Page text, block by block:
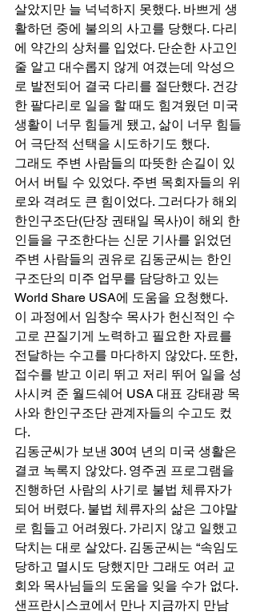
살았지만 늘 넉넉하지 못했다. 바쁘게 생
활하던 중에 불의의 사고를 당했다. 다리
에 약간의 상처를 입었다. 단순한 사고인
줄 알고 대수롭지 않게 여겼는데 악성으
로 발전되어 결국 다리를 절단했다. 건강
한 팔다리로 일을 할 때도 힘겨웠던 미국
생활이 너무 힘들게 됐고, 삶이 너무 힘들
어 극단적 선택을 시도하기도 했다.
그래도 주변 사람들의 따뜻한 손길이 있
어서 버틸 수 있었다. 주변 목회자들의 위
로와 격려도 큰 힘이었다. 그러다가 해외
한인구조단(단장 권태일 목사)이 해외 한
인들을 구조한다는 신문 기사를 읽었던
주변 사람들의 권유로 김동군씨는 한인
구조단의 미주 업무를 담당하고 있는
World Share USA에 도움을 요청했다.
이 과정에서 임창수 목사가 헌신적인 수
고로 끈질기게 노력하고 필요한 자료를
전달하는 수고를 마다하지 않았다. 또한,
접수를 받고 이리 뛰고 저리 뛰어 일을 성
사시켜 준 월드쉐어 USA 대표 강태광 목
사와 한인구조단 관계자들의 수고도 컸
다.
김동군씨가 보낸 30여 년의 미국 생활은
결코 녹록지 않았다. 영주권 프로그램을
진행하던 사람의 사기로 불법 체류자가
되어 버렸다. 불법 체류자의 삶은 그야말
로 힘들고 어려웠다. 가리지 않고 일했고
닥치는 대로 살았다. 김동군씨는 “속임도
당하고 멸시도 당했지만 그래도 여러 교
회와 목사님들의 도움을 잊을 수가 없다.
샌프란시스코에서 만나 지금까지 만남